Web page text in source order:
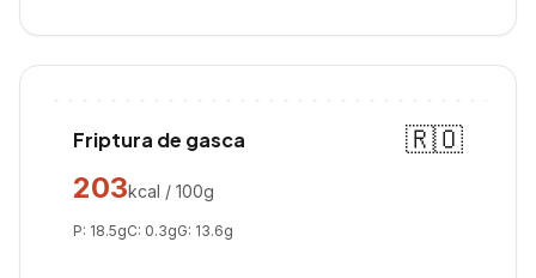
Friptura de gasca
🇷🇴
203kcal / 100g
P: 18.5gC: 0.3gG: 13.6g